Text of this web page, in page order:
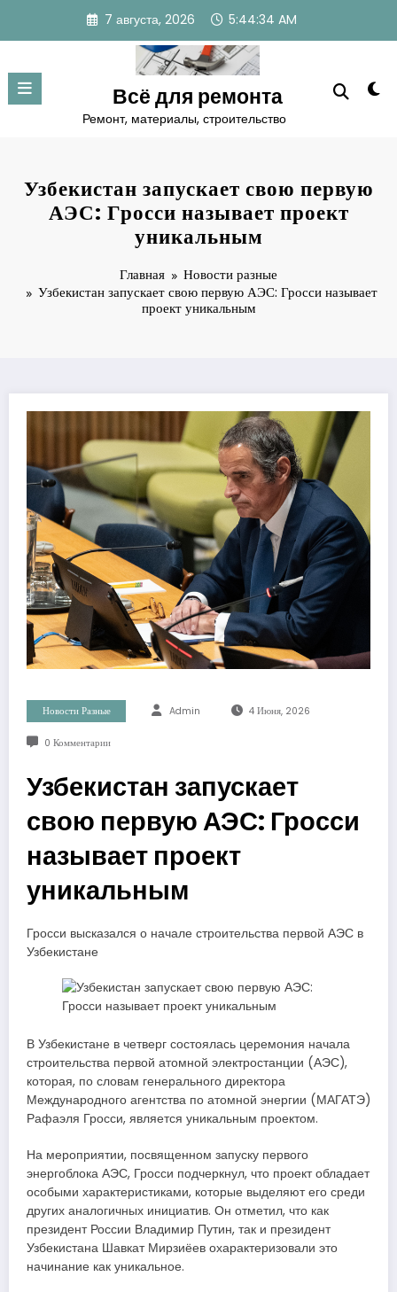
содержимому
7 августа, 2026 5:44:35 AM
Всё для ремонта
Ремонт, материалы, строительство
Узбекистан запускает свою первую
АЭС: Гросси называет проект
уникальным
Главная
Новости разные
Узбекистан запускает свою первую АЭС: Гросси называет
проект уникальным
Новости Разные Admin 4 Июня, 2026
0 Комментарии
Узбекистан запускает
свою первую АЭС: Гросси
называет проект
уникальным
Гросси высказался о начале строительства первой АЭС в
Узбекистане
В Узбекистане в четверг состоялась церемония начала
строительства первой атомной электростанции (АЭС),
которая, по словам генерального директора
Международного агентства по атомной энергии (МАГАТЭ)
Рафаэля Гросси, является уникальным проектом.
На мероприятии, посвященном запуску первого
энергоблока АЭС, Гросси подчеркнул, что проект обладает
особыми характеристиками, которые выделяют его среди
других аналогичных инициатив. Он отметил, что как
президент России Владимир Путин, так и президент
Узбекистана Шавкат Мирзиёев охарактеризовали это
начинание как уникальное.